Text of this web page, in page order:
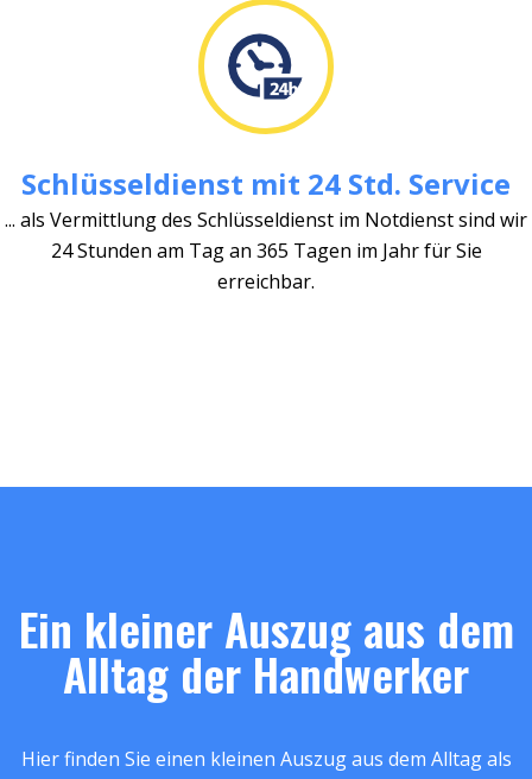
Schlüsseldienst mit 24 Std. Service
... als Vermittlung des Schlüsseldienst im Notdienst sind wir
24 Stunden am Tag an 365 Tagen im Jahr für Sie
erreichbar.
Ein kleiner Auszug aus dem
Alltag der Handwerker
Hier finden Sie einen kleinen Auszug aus dem Alltag als